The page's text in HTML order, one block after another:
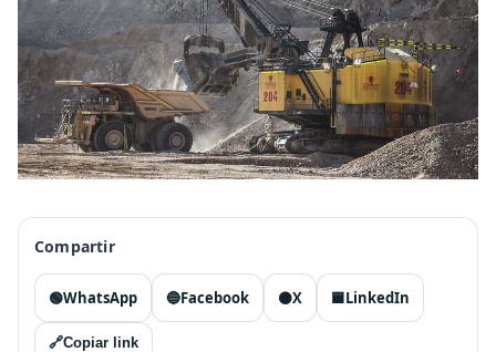
Compartir
🟢WhatsApp 🔵Facebook ⚫X 🟦LinkedIn
🔗Copiar link